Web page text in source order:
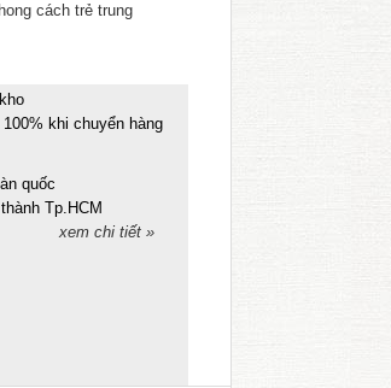
cách trẻ trung
khi chuyển hàng
quốc
Tp.HCM
xem chi tiết »